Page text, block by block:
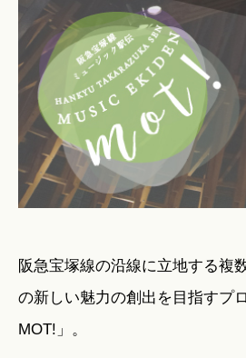
暮らしのキホン
暮らしのデザイン
暮らしのメンテナンス
私たちのこと
阪急宝塚線の沿線に立地する複
の新しい魅力の創出を目指すプ
MOT!」。